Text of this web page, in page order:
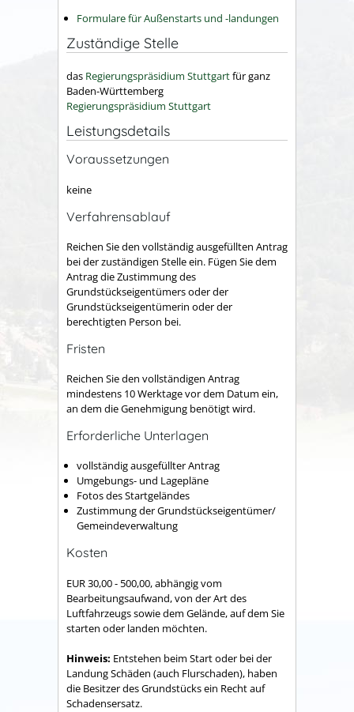
Formulare für Außenstarts und -landungen
Zuständige Stelle
das Regierungspräsidium Stuttgartfür ganz
Baden-Württemberg
Regierungspräsidium Stuttgart
Leistungsdetails
Voraussetzungen
keine
Verfahrensablauf
Reichen Sie den vollständig ausgefüllten Antrag
bei der zuständigen Stelle ein. Fügen Sie dem
Antrag die Zustimmung des
Grundstückseigentümers oder der
Grundstückseigentümerin oder der
berechtigten Person bei.
Fristen
Reichen Sie den vollständigen Antrag
mindestens 10 Werktage vor dem Datum ein,
an dem die Genehmigung benötigt wird.
Erforderliche Unterlagen
vollständig ausgefüllter Antrag
Umgebungs- und Lagepläne
Fotos des Startgeländes
Zustimmung der Grundstückseigentümer/
Gemeindeverwaltung
Kosten
EUR 30,00 - 500,00, abhängig vom
Bearbeitungsaufwand, von der Art des
Luftfahrzeugs sowie dem Gelände, auf dem Sie
starten oder landen möchten.
Hinweis: Entstehen beim Start oder bei der
Landung Schäden (auch Flurschaden), haben
die Besitzer des Grundstücks ein Recht auf
Schadensersatz.